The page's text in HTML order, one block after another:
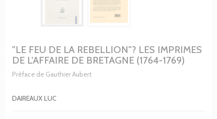
"LE FEU DE LA REBELLION"? LES IMPRIMES
DE L'AFFAIRE DE BRETAGNE (1764-1769)
Préface de Gauthier Aubert
DAIREAUX LUC